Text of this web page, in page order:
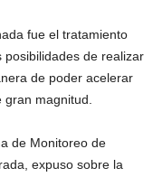
fue el tratamiento
de realizar
de poder acelerar
magnitud.
de Monitoreo de
expuso sobre la